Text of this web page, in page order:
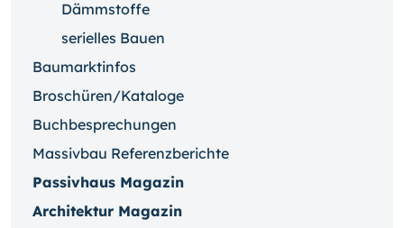
Dämmstoffe
serielles Bauen
Baumarktinfos
Broschüren/Kataloge
Buchbesprechungen
Massivbau Referenzberichte
Passivhaus Magazin
Architektur Magazin